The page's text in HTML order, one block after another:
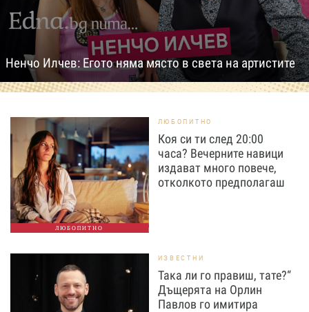
Ненчо Илчев: Егото няма място в света на артистите
ЛЮБОПИТНО
ЛЮБОПИТНО
Коя си ти след 20:00
часа? Вечерните навици
издават много повече,
отколкото предполагаш
ИЗВЕСТНИ
Така ли го правиш, тате?“
Дъщерята на Орлин
Павлов го имитира